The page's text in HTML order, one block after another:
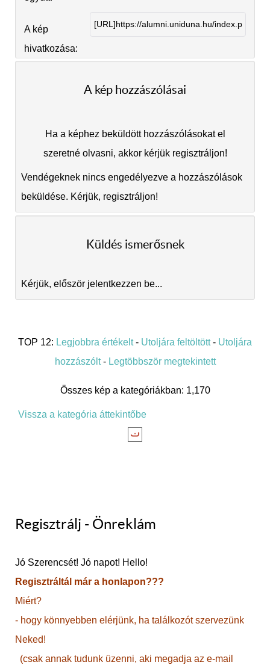
A kép
hivatkozása:
A kép hozzászólásai
Ha a képhez beküldött hozzászólásokat el
szeretné olvasni, akkor kérjük regisztráljon!
Vendégeknek nincs engedélyezve a hozzászólások
beküldése. Kérjük, regisztráljon!
Küldés ismerősnek
Kérjük, először jelentkezzen be...
TOP 12: Legjobbra értékelt- Utoljára feltöltött- Utoljára
hozzászólt- Legtöbbször megtekintett
Összes kép a kategóriákban: 1,170
Vissza a kategória áttekintőbe
Regisztrálj - Önreklám
Jó Szerencsét! Jó napot! Hello!
Regisztráltál már a honlapon???
Miért?
- hogy könnyebben elérjünk, ha találkozót szervezünk
Neked!
(csak annak tudunk üzenni, aki megadja az e-mail